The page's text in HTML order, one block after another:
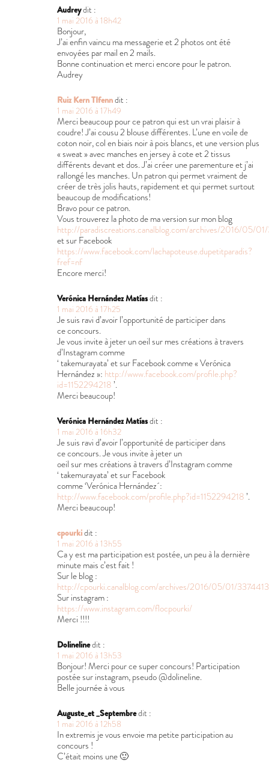
Audreydit :
1 mai 2016 à 18h42
Bonjour,
J’ai enfin vaincu ma messagerie et 2 photos ont été
envoyées par mail en 2 mails.
Bonne continuation et merci encore pour le patron.
Audrey
Ruiz Kern TIfenndit :
1 mai 2016 à 17h49
Merci beaucoup pour ce patron qui est un vrai plaisir à
coudre! J’ai cousu 2 blouse différentes. L’une en voile de
coton noir, col en biais noir à pois blancs, et une version plus
« sweat » avec manches en jersey à cote et 2 tissus
différents devant et dos. J’ai créer une parementure et j’ai
rallongé les manches. Un patron qui permet vraiment de
créer de très jolis hauts, rapidement et qui permet surtout
beaucoup de modifications!
Bravo pour ce patron.
Vous trouverez la photo de ma version sur mon blog
http://paradiscreations.canalblog.com/archives/2016/05/
et sur Facebook
https://www.facebook.com/lachapoteuse.dupetitparadis?
fref=nf
Encore merci!
Verónica Hernández Matíasdit :
1 mai 2016 à 17h25
Je suis ravi d’avoir l’opportunité de participer dans
ce concours.
Je vous invite à jeter un oeil sur mes créations à travers
d’Instagram comme
‘ takemurayata’ et sur Facebook comme « Verónica
Hernández »: http://www.facebook.com/profile.php?
id=1152294218’.
Merci beaucoup!
Verónica Hernández Matíasdit :
1 mai 2016 à 16h32
Je suis ravi d’avoir l’opportunité de participer dans
ce concours. Je vous invite à jeter un
oeil sur mes créations à travers d’Instagram comme
‘ takemurayata’ et sur Facebook
comme ‘Verónica Hernández´:
http://www.facebook.com/profile.php?id=1152294218’.
Merci beaucoup!
cpourkidit :
1 mai 2016 à 13h55
Ca y est ma participation est postée, un peu à la dernière
minute mais c’est fait !
Sur le blog :
http://cpourki.canalblog.com/archives/2016/05/01/
Sur instagram :
https://www.instagram.com/flocpourki/
Merci !!!!
Dolinelinedit :
1 mai 2016 à 13h53
Bonjour! Merci pour ce super concours! Participation
postée sur instagram, pseudo @dolineline.
Belle journée à vous
Auguste_et _Septembredit :
1 mai 2016 à 12h58
In extremis je vous envoie ma petite participation au
concours !
C’était moins une 🙂